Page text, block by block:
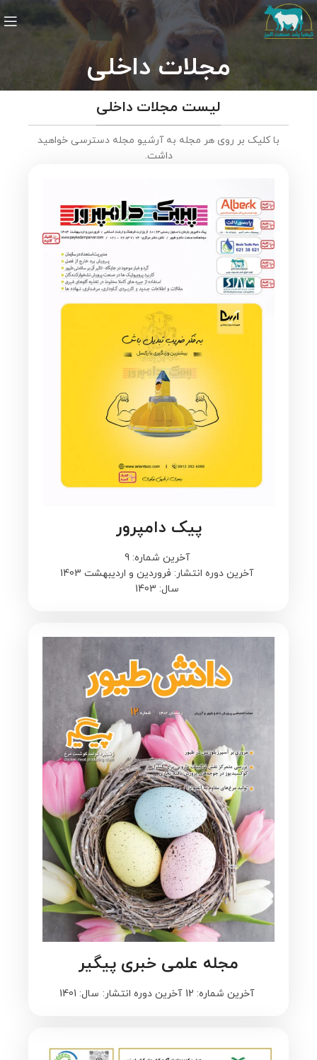
مجلات داخلی
لیست مجلات داخلی
با کلیک بر روی هر مجله به آرشیو مجله دسترسی خواهید
داشت.
پیک دامپرور
آخرین شماره: 9
آخرین دوره انتشار: فروردین و اردیبهشت 1403
سال: 1403
مجله علمی خبری پیگیر
آخرین شماره: 12 آخرین دوره انتشار: سال: 1401